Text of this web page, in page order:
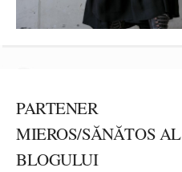
PARTENER
MIEROS/SĂNĂTOS AL
BLOGULUI